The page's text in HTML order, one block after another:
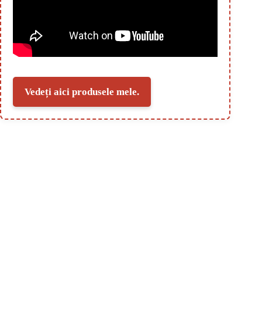
Vedeți aici produsele mele.